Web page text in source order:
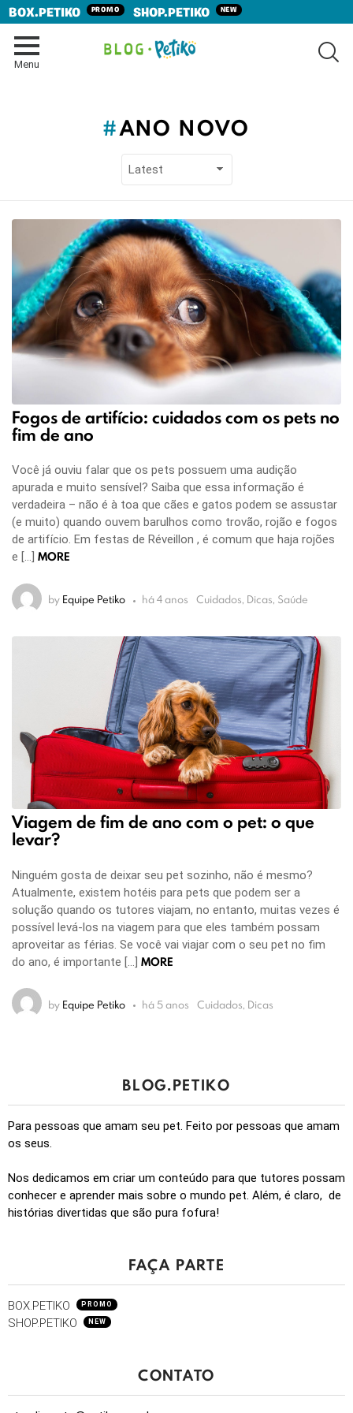
BOX.PETIKO PROMO SHOP.PETIKO NEW
Menu
ANO NOVO
LATEST
STORIES
Fogos de artifício: cuidados com os pets no
fim de ano
Você já ouviu falar que os pets possuem uma audição
apurada e muito sensível? Saiba que essa informação é
verdadeira – não é à toa que cães e gatos podem se assustar
(e muito) quando ouvem barulhos como trovão, rojão e fogos
de artifício. Em festas de Réveillon , é comum que haja rojões
e […] MORE
by Equipe Petiko há 4 anos Cuidados, Dicas, Saúde
Viagem de fim de ano com o pet: o que
levar?
Ninguém gosta de deixar seu pet sozinho, não é mesmo?
Atualmente, existem hotéis para pets que podem ser a
solução quando os tutores viajam, no entanto, muitas vezes é
possível levá-los na viagem para que eles também possam
aproveitar as férias. Se você vai viajar com o seu pet no fim
do ano, é importante […] MORE
by Equipe Petiko há 5 anos Cuidados, Dicas
BLOG.PETIKO
Para pessoas que amam seu pet. Feito por pessoas que amam
os seus.
Nos dedicamos em criar um conteúdo para que tutores possam
conhecer e aprender mais sobre o mundo pet. Além, é claro, de
histórias divertidas que são pura fofura!
FAÇA PARTE
BOX.PETIKO PROMO
SHOP.PETIKO NEW
CONTATO